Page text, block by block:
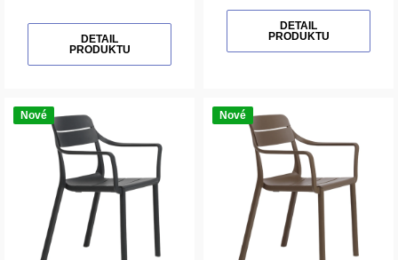
DETAIL
PRODUKTU
DETAIL
PRODUKTU
Nové Nové